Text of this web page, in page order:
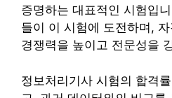
증명하는 대표적인 시험입
들이 이 시험에 도전하며,
경쟁력을 높이고 전문성을
정보처리기사 시험의 합격